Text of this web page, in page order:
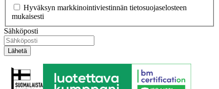
Hyväksyn markkinointiviestinnän tietosuojaselosteen
mukaisesti
Sähköposti